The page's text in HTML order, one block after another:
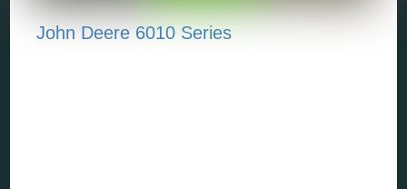
John Deere 6010 Series